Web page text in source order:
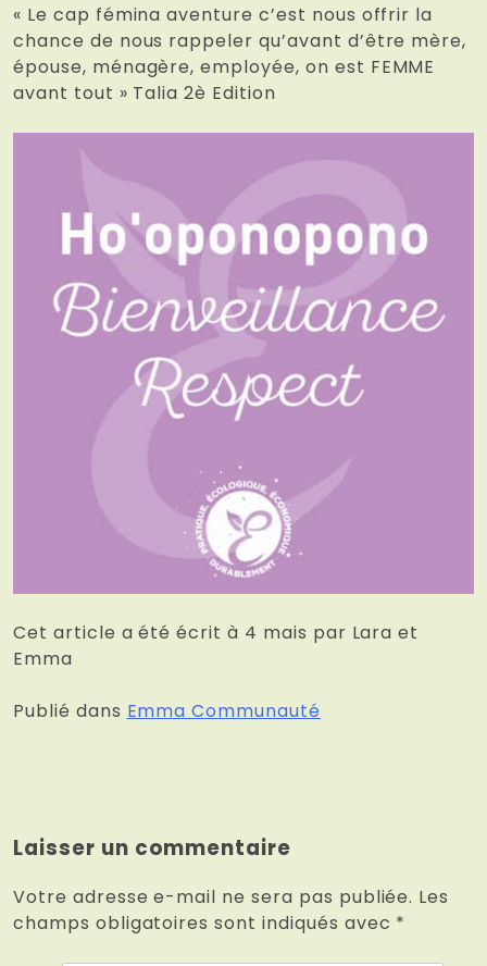
« Le cap fémina aventure c’est nous offrir la
chance de nous rappeler qu’avant d’être mère,
épouse, ménagère, employée, on est FEMME
avant tout » Talia 2è Edition
Cet article a été écrit à 4 mais par Lara et
Emma
Publié dans Emma Communauté
Laisser un commentaire
Votre adresse e-mail ne sera pas publiée. Les
champs obligatoires sont indiqués avec *